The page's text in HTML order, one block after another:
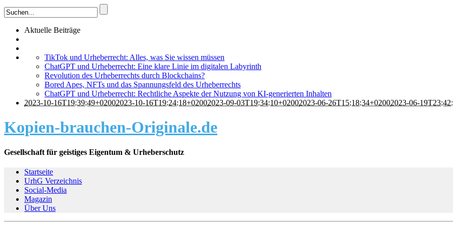
Aktuelle Beiträge
TikTok und Urheberrecht: Alles, was Sie wissen müssen
ChatGPT und Urheberrecht: Eine klare Linie im digitalen Labyrinth
Revolution des Urheberrechts durch Blockchains?
Bored Apes, NFTs und das Spannungsfeld des Urheberrechts
ChatGPT und Urheberrecht: Rechtliche Aspekte der Nutzung von KI-generierten Inhalten
2023-10-16T19:39:49+02002023-10-16T19:24:18+02002023-09-03T19:34:10+02002023-06-26T15:18:34+02002023-06-
Kopien-brauchen-Originale.de
Gesellschaft für geistiges Eigentum & Urheberschutz
Startseite
UrhG Verzeichnis
Social-Media
Magazin
Über Uns